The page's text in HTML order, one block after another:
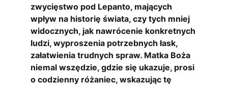
zwycięstwo pod Lepanto, mających
wpływ na historię świata, czy tych mniej
widocznych, jak nawrócenie konkretnych
ludzi, wyproszenia potrzebnych łask,
załatwienia trudnych spraw. Matka Boża
niemal wszędzie, gdzie się ukazuje, prosi
o codzienny różaniec, wskazując tę